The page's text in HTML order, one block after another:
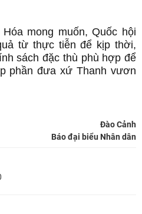
mong muốn, Quốc hội
từ thực tiễn để kịp thời,
sách đặc thù phù hợp để
phần đưa xứ Thanh vươn
Đào Cảnh
Báo đại biểu Nhân dân